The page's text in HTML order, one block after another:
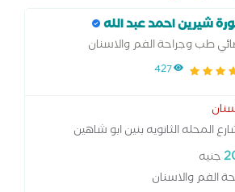
شيرين احمد عبد الله
طب وجراحة الفم والاسنان
427
المحله الثانويه بنين ابو شاهين
جنيه
الفم والاسنان